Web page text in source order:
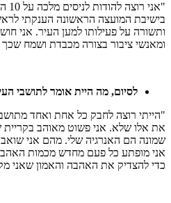
בישיבת המועצה הראשונה הענקתי
ותשורה על פעילותו למען העיר. אני
ומאנשי ציבור בצורה מכבדת ושמח שכך
לסיום, מה היית אומר לתושבי
"הייתי רוצה לחבק כל אחת ואחד
את אלו שלא. אני פשוט מאוהב בקריית
שמונה הם האנרגיה שלי. מהם אני
אני מופתע כל פעם מחדש מכמות
כדי להצדיק את האהבה והאמון שאני